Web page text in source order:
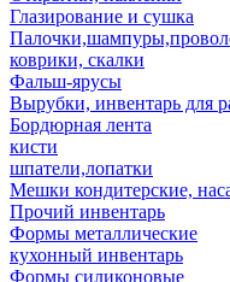
Глазирование и сушка
коврики, скалки
Фальш-ярусы
Вырубки, инвентарь для
Бордюрная лента
кисти
шпатели,лопатки
Мешки кондитерские,
Прочий инвентарь
Формы металлические
кухонный инвентарь
Формы силиконовые